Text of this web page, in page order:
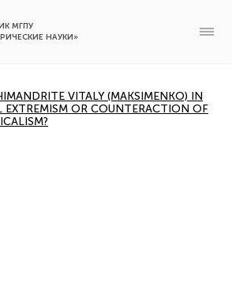
МГПУ
НАУКИ»
VITALY (MAKSIMENKO) IN
OR COUNTERACTION OF